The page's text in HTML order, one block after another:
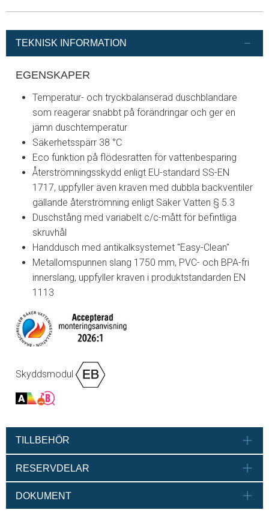
TEKNISK INFORMATION
EGENSKAPER
Temperatur- och tryckbalanserad duschblandare
som reagerar snabbt på förändringar och ger en
jämn duschtemperatur
Säkerhetsspärr 38 °C
Eco funktion på flödesratten för vattenbesparing
Återströmningsskydd enligt EU-standard SS-EN
1717, uppfyller även kraven med dubbla backventiler
gällande återströmning enligt Säker Vatten § 5.3
Duschstång med variabelt c/c-mått för befintliga
skruvhål
Handdusch med antikalksystemet "Easy-Clean"
Metallomspunnen slang 1750 mm, PVC- och BPA-fri
innerslang, uppfyller kraven i produktstandarden EN
1113
Skyddsmodul
TILLBEHÖR
RESERVDELAR
DOKUMENT